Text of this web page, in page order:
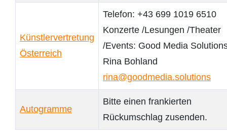
Künstlervertretung
Österreich
Telefon: +43 699 1019 6510
Konzerte /Lesungen /Theater
/Events: Good Media
Rina Bohland
rina@goodmedia.solutions
Autogramme
Bitte einen frankierten
Rückumschlag zusenden.